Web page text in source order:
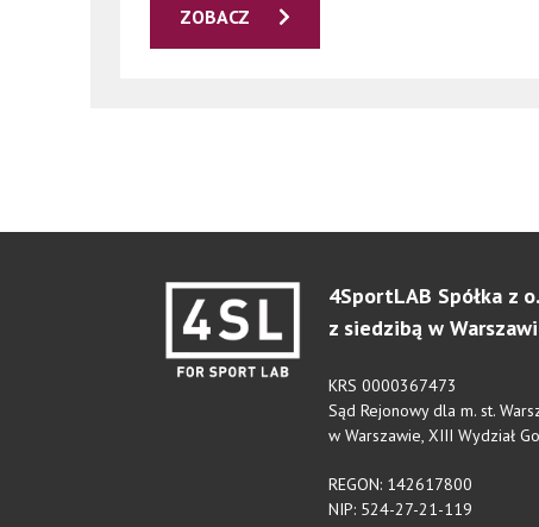
ZOBACZ
4SportLAB Spółka z
z siedzibą w
KRS 0000367473
Sąd Rejonowy dla m. st.
w Warszawie, XIII Wydział
REGON: 142617800
NIP: 524-27-21-119